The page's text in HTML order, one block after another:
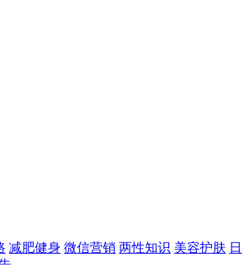
减肥健身 微信营销 两性知识 美容护肤